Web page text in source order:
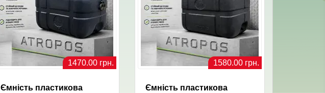
1470.00 грн.
Ємність пластикова
1580.00 грн.
Ємність пластикова